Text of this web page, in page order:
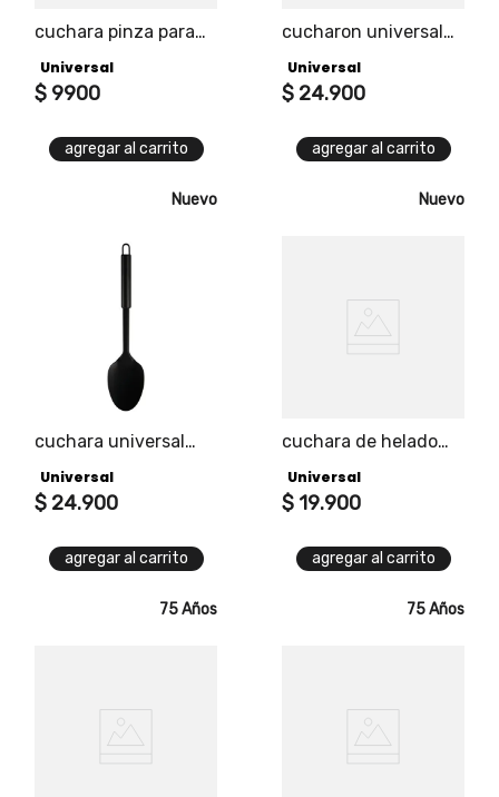
cuchara pinza para
Universal
$ 9900
agregar al carrito
cucharon universal
Universal
$ 24.900
agregar al carrito
Nuevo
cuchara universal
Universal
$ 24.900
agregar al carrito
Nuevo
cuchara de helado
black
Universal
$ 19.900
agregar al carrito
75 Años 75 Años